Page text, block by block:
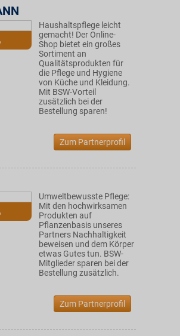
Haushaltspflege leicht
gemacht! Der Online-
Shop bietet ein großes
Sortiment an
Qualitätsprodukten für
die Pflege und Hygiene
von Küche und Kleidung.
Mit BSW-Vorteil
zusätzlich bei der
Bestellung sparen!
Zum Partnerprofil
Umweltbewusste Pflege:
Mit den hochwirksamen
Produkten auf
Pflanzenbasis unseres
Partners Nachhaltigkeit
beweisen und dem Körper
etwas Gutes tun. BSW-
Mitglieder sparen bei der
Bestellung zusätzlich.
Zum Partnerprofil